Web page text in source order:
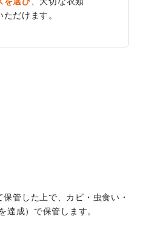
だけます。
管した上で、カビ・虫食い・
成）で保管します。